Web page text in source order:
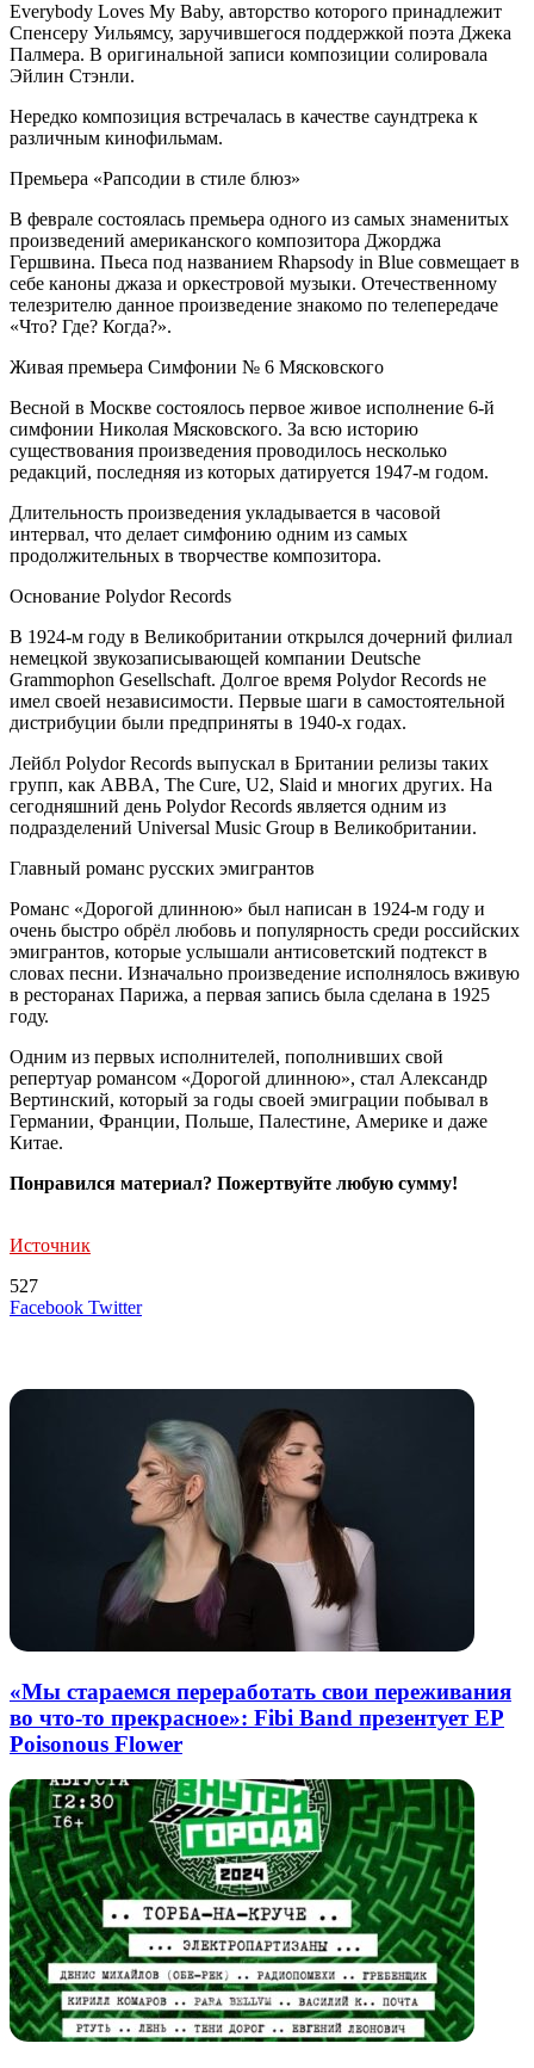
Everybody Loves My Baby, авторство которого принадлежит
Спенсеру Уильямсу, заручившегося поддержкой поэта Джека
Палмера. В оригинальной записи композиции солировала
Эйлин Стэнли.
Нередко композиция встречалась в качестве саундтрека к
различным кинофильмам.
Премьера «Рапсодии в стиле блюз»
В феврале состоялась премьера одного из самых знаменитых
произведений американского композитора Джорджа
Гершвина. Пьеса под названием Rhapsody in Blue совмещает в
себе каноны джаза и оркестровой музыки. Отечественному
телезрителю данное произведение знакомо по телепередаче
«Что? Где? Когда?».
Живая премьера Симфонии № 6 Мясковского
Весной в Москве состоялось первое живое исполнение 6-й
симфонии Николая Мясковского. За всю историю
существования произведения проводилось несколько
редакций, последняя из которых датируется 1947-м годом.
Длительность произведения укладывается в часовой
интервал, что делает симфонию одним из самых
продолжительных в творчестве композитора.
Основание Polydor Records
В 1924-м году в Великобритании открылся дочерний филиал
немецкой звукозаписывающей компании Deutsche
Grammophon Gesellschaft. Долгое время Polydor Records не
имел своей независимости. Первые шаги в самостоятельной
дистрибуции были предприняты в 1940-х годах.
Лейбл Polydor Records выпускал в Британии релизы таких
групп, как ABBA, The Cure, U2, Slaid и многих других. На
сегодняшний день Polydor Records является одним из
подразделений Universal Music Group в Великобритании.
Главный романс русских эмигрантов
Романс «Дорогой длинною» был написан в 1924-м году и
очень быстро обрёл любовь и популярность среди российских
эмигрантов, которые услышали антисоветский подтекст в
словах песни. Изначально произведение исполнялось вживую
в ресторанах Парижа, а первая запись была сделана в 1925
году.
Одним из первых исполнителей, пополнивших свой
репертуар романсом «Дорогой длинною», стал Александр
Вертинский, который за годы своей эмиграции побывал в
Германии, Франции, Польше, Палестине, Америке и даже
Китае.
Понравился материал? Пожертвуйте любую сумму!
Источник
527
Facebook TwitterLinkedIn
Tumblr
Reddit
Вконтакте
Одноклассники
Skype
Messenger
Messenger
WhatsApp
Telegram
Viber
Line
Поделиться
Печатать
«Мы стараемся переработать свои переживания
во что-то прекрасное»: Fibi Band презентует EP
Poisonous Flower